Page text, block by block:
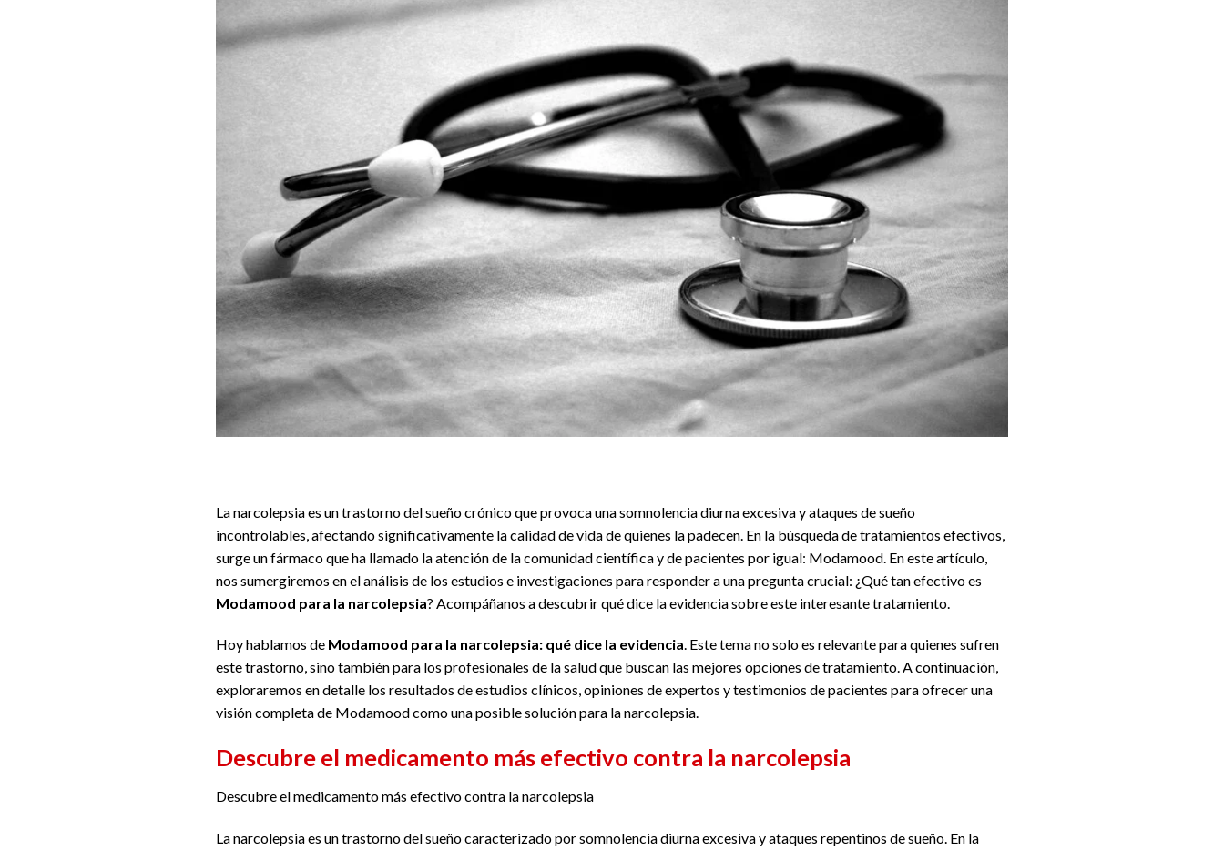
La narcolepsia es un trastorno del sueño crónico que provoca una somnolencia diurna excesiva y ataques de sueño
incontrolables, afectando significativamente la calidad de vida de quienes la padecen. En la búsqueda de tratamientos efectivos,
surge un fármaco que ha llamado la atención de la comunidad científica y de pacientes por igual: Modamood. En este artículo,
nos sumergiremos en el análisis de los estudios e investigaciones para responder a una pregunta crucial: ¿Qué tan efectivo es
Modamood para la narcolepsia? Acompáñanos a descubrir qué dice la evidencia sobre este interesante tratamiento.
Hoy hablamos de Modamood para la narcolepsia: qué dice la evidencia. Este tema no solo es relevante para quienes sufren
este trastorno, sino también para los profesionales de la salud que buscan las mejores opciones de tratamiento. A continuación,
exploraremos en detalle los resultados de estudios clínicos, opiniones de expertos y testimonios de pacientes para ofrecer una
visión completa de Modamood como una posible solución para la narcolepsia.
Descubre el medicamento más efectivo contra la narcolepsia
Descubre el medicamento más efectivo contra la narcolepsia
La narcolepsia es un trastorno del sueño caracterizado por somnolencia diurna excesiva y ataques repentinos de sueño. En la